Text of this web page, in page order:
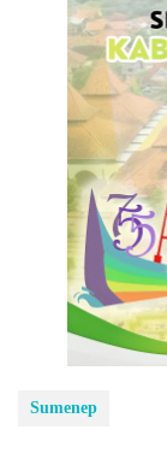
Sumenep